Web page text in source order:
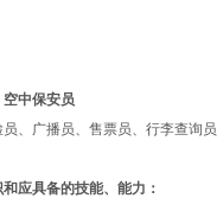
中保安员
、广播员、售票员、行李查询
应具备的技能、能力：